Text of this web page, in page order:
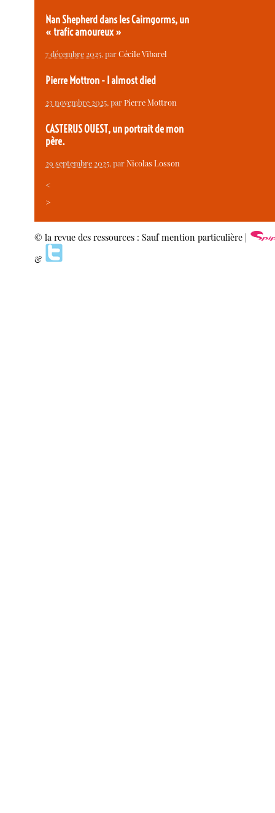
Nan Shepherd dans les Cairngorms, un
« trafic amoureux »
7 décembre 2025, parCécile Vibarel
Pierre Mottron - I almost died
23 novembre 2025, parPierre Mottron
CASTERUS OUEST, un portrait de mon
père.
29 septembre 2025, parNicolas Losson
<
>
© la revue des ressources : Sauf mention particulière |
&